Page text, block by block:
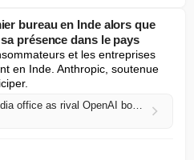
bureau en Inde alors que
présence dans le pays
et les entreprises
en Inde. Anthropic, soutenue
Anthropic to open first India office as rival OpenAI boosts presence in the country